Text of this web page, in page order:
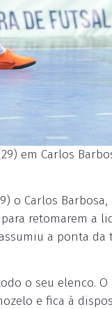
em Carlos
o Carlos
retomarem a
a ponta
o seu elenco.
e fica à